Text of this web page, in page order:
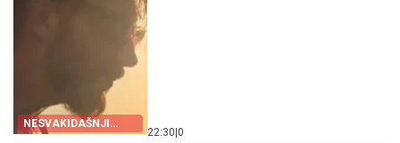
NESVAKIDAŠNJI
IZBOR
22:30 0